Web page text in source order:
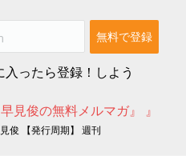
入ったら登録！しよう
見俊の無料メルマガ』 』
見俊 【発行周期】 週刊